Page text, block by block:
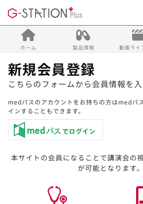
ホーム 製品情報 動画ライ
新規会員登録
こちらのフォームから会員情報を入
medパスのアカウントをお持ちの方はmedパ
インすることもできます。
本サイトの会員になることで講演会の
が可能となります。